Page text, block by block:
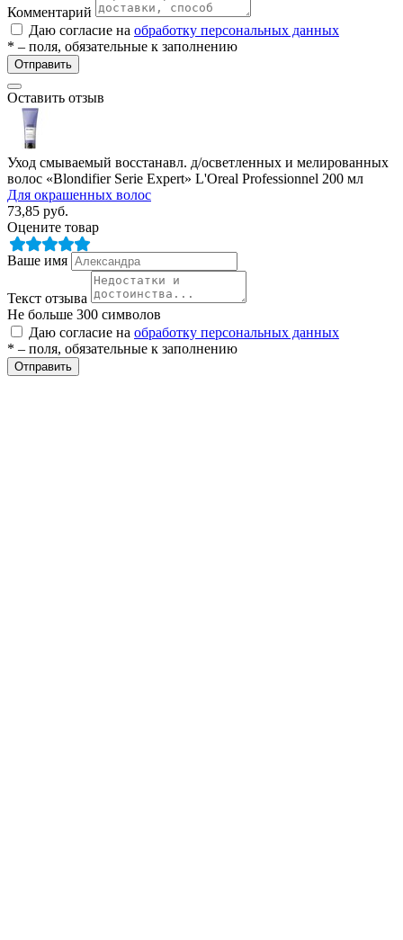
Комментарий
Даю согласие на обработку персональных данных
* – поля, обязательные к заполнению
Отправить
Оставить отзыв
Уход смываемый восстанавл. д/осветленных и мелированных
волос «Blondifier Serie Expert» L'Oreal Professionnel 200 мл
Для окрашенных волос
73,85 руб.
Оцените товар
Ваше имя
Текст отзыва
Не больше 300 символов
Даю согласие на обработку персональных данных
* – поля, обязательные к заполнению
Отправить